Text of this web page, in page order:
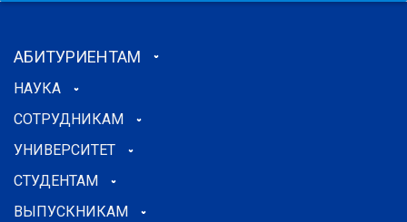
АБИТУРИЕНТАМ
НАУКА
СОТРУДНИКАМ
УНИВЕРСИТЕТ
СТУДЕНТАМ
ВЫПУСКНИКАМ